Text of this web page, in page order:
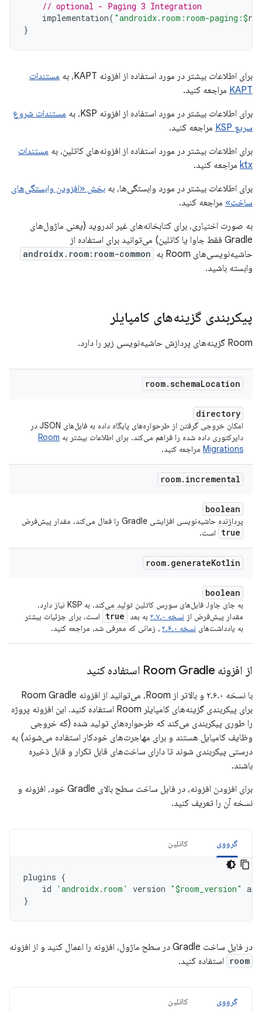
// optional - Paging 3 Integration
implementation( "androidx.room:room-paging:$
}
برای اطلاعات بیشتر در مورد استفاده از افزونه KAPT، به
مستندات
KAPT مراجعه کنید.
برای اطلاعات بیشتر در مورد استفاده از افزونه KSP، به
مستندات شروع
سریع KSP
مراجعه کنید.
برای اطلاعات بیشتر در مورد استفاده از افزونه‌های کاتلین، به مستندات
ktx مراجعه کنید.
برای اطلاعات بیشتر در مورد وابستگی‌ها، به بخش «افزودن وابستگی‌های
ساخت» مراجعه کنید.
به صورت اختیاری، برای کتابخانه‌های غیر اندروید (یعنی ماژول‌های
Gradle فقط جاوا یا کاتلین) می‌توانید برای استفاده از
حاشیه‌نویسی‌های Room به
androidx.room:room-common
وابسته باشید.
پیکربندی گزینه‌های کامپایلر
Room گزینه‌های پردازش حاشیه‌نویسی زیر را دارد.
room.schemaLocation
directory
امکان خروجی گرفتن از طرحواره‌های پایگاه داده به فایل‌های JSON در
دایرکتوری داده شده را فراهم می‌کند. برای اطلاعات بیشتر به Room
Migrations مراجعه کنید.
room. incremental
boolean
پردازنده حاشیه‌نویسی افزایشی Gradle را فعال می‌کند. مقدار پیش‌فرض
true است.
room. generateKotlin
boolean
به جای جاوا، فایل‌های سورس کاتلین تولید می‌کند. به KSP نیاز دارد.
مقدار پیش‌فرض از نسخه ۲.۷.۰ به بعد true
است. برای جزئیات بیشتر
به یادداشت‌های نسخه ۲.۶.۰ ، زمانی که معرفی شد، مراجعه کنید.
از افزونه Room Gradle استفاده کنید
با نسخه ۲.۶.۰ و بالاتر از Room، می‌توانید از افزونه Room Gradle
برای پیکربندی گزینه‌های کامپایلر Room استفاده کنید. این افزونه پروژه
را طوری پیکربندی می‌کند که طرحواره‌های تولید شده (که خروجی
وظایف کامپایل هستند و برای مهاجرت‌های خودکار استفاده می‌شوند) به
درستی پیکربندی شوند تا دارای ساخت‌های قابل تکرار و قابل ذخیره
باشند.
برای افزودن افزونه، در فایل ساخت سطح بالای Gradle خود، افزونه و
نسخه آن را تعریف کنید.
گرووی کاتلین
plugins {
id
'androidx.room' version "$room_version"
}
در فایل ساخت Gradle در سطح ماژول، افزونه را اعمال کنید و از افزونه
room استفاده کنید.
گرووی کاتلین